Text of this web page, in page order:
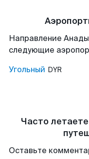
Направление
следующие
Угольный DYR
Часто
Оставьте